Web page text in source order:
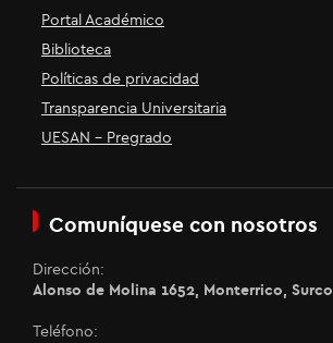
Portal Académico
Biblioteca
Políticas de privacidad
Transparencia Universitaria
UESAN - Pregrado
Comuníquese con nosotros
Dirección:
Alonso de Molina 1652, Monterrico, Surco
Teléfono: